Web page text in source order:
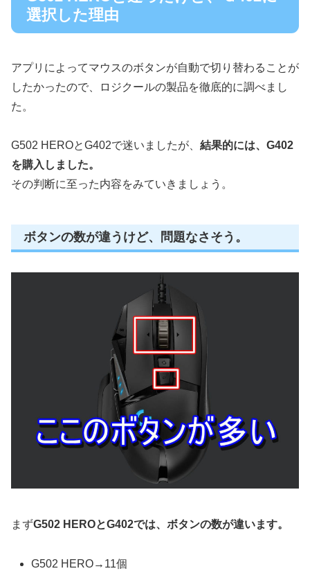
選択した理由
アプリによってマウスのボタンが自動で切り替わることが
したかったので、ロジクールの製品を徹底的に調べまし
た。
G502 HEROとG402で迷いましたが、 結果的には、G402
を購入しました。
その判断に至った内容をみていきましょう。
ボタンの数が違うけど、問題なさそう。
まずG502 HEROとG402では、ボタンの数が違います。
G502 HERO→11個